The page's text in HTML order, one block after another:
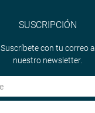
SUSCRIPCIÓN
Suscríbete con tu correo a
nuestro newsletter.